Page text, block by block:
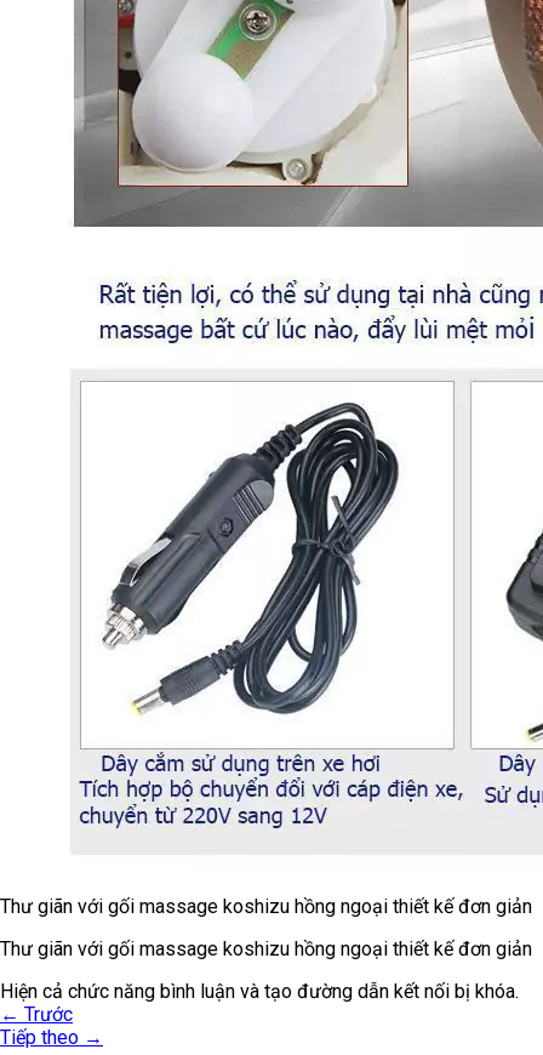
Thư giãn với gối massage koshizu hồng ngoại thiết kế đơn giản
Thư giãn với gối massage koshizu hồng ngoại thiết kế đơn giản
Hiện cả chức năng bình luận và tạo đường dẫn kết nối bị khóa.
← Trước
Tiếp theo →